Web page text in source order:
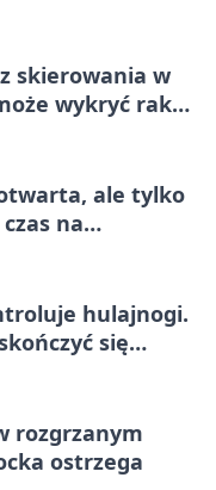
skierowania w
wykryć raka,
ale tylko
na
hulajnogi.
się
rozgrzanym
ostrzega